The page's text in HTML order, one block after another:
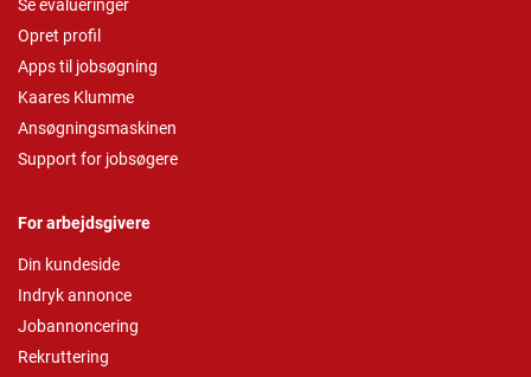
Se evalueringer
Opret profil
Apps til jobsøgning
Kaares Klumme
Ansøgningsmaskinen
Support for jobsøgere
For arbejdsgivere
Din kundeside
Indryk annonce
Jobannoncering
Rekruttering